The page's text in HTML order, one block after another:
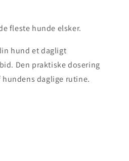
fleste hunde elsker.
hund et dagligt
Den praktiske dosering
daglige rutine.